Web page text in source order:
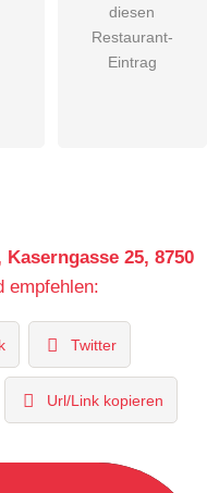
diesen
Restaurant-
Eintrag
25, 8750
empfehlen:
Twitter
Url/Link kopieren